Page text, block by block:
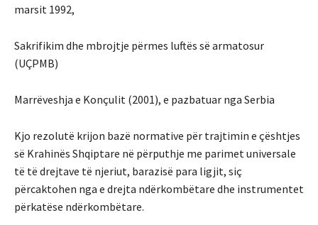
marsit 1992,
Sakrifikim dhe mbrojtje përmes luftës së armatosur
(UÇPMB)
Marrëveshja e Konçulit (2001), e pazbatuar nga Serbia
Kjo rezolutë krijon bazë normative për trajtimin e çështjes
së Krahinës Shqiptare në përputhje me parimet universale
të të drejtave të njeriut, barazisë para ligjit, siç
përcaktohen nga e drejta ndërkombëtare dhe instrumentet
përkatëse ndërkombëtare.